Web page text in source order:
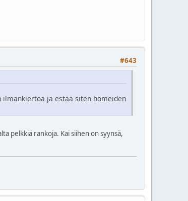
#643
ja estää siten homeiden
pelkkiä rankoja. Kai siihen on syynsä,